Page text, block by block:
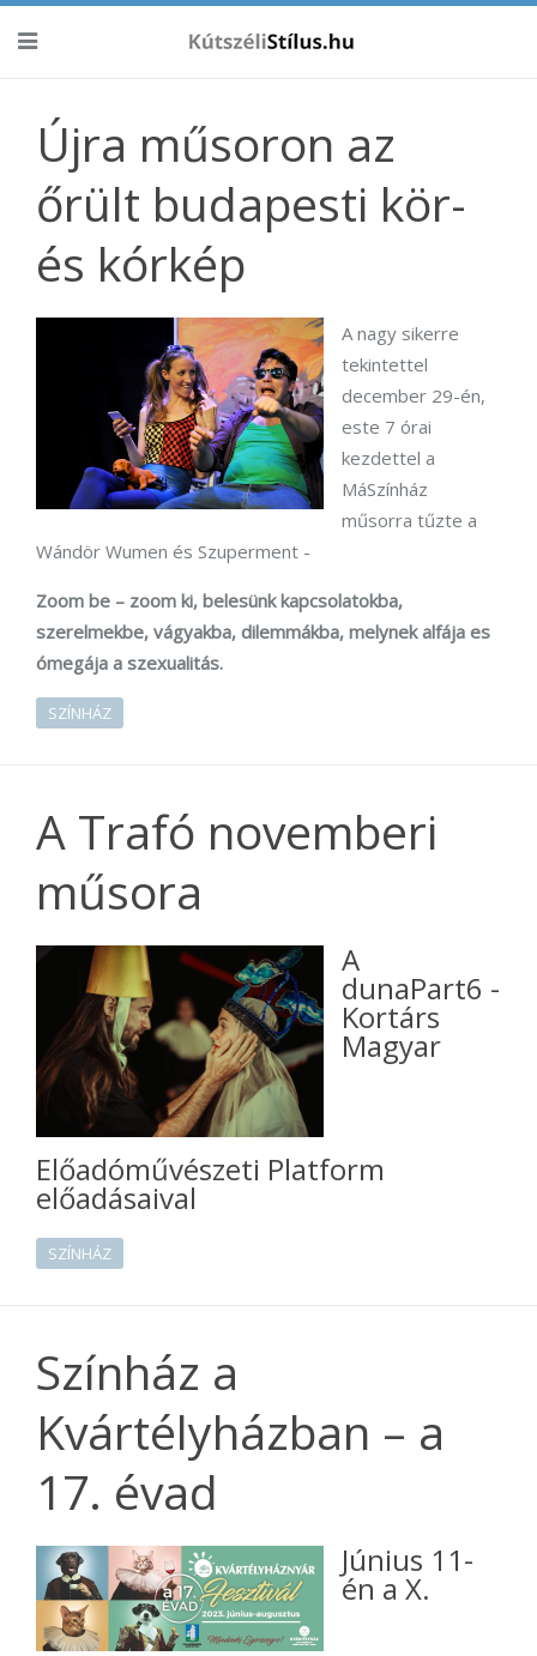
Újra műsoron az
őrült budapesti kör-
és kórkép
A nagy sikerre
tekintettel
december 29-én,
este 7 órai
kezdettel a
MáSzínház
műsorra tűzte a
Wándör Wumen és Szuperment -
Zoom be – zoom ki, belesünk kapcsolatokba,
szerelmekbe, vágyakba, dilemmákba, melynek alfája es
ómegája a szexualitás.
SZÍNHÁZ
A Trafó novemberi
műsora
A
dunaPart6 -
Kortárs
Magyar
Előadóművészeti Platform
előadásaival
SZÍNHÁZ
Színház a
Kvártélyházban – a
17. évad
Június 11-
én a X.